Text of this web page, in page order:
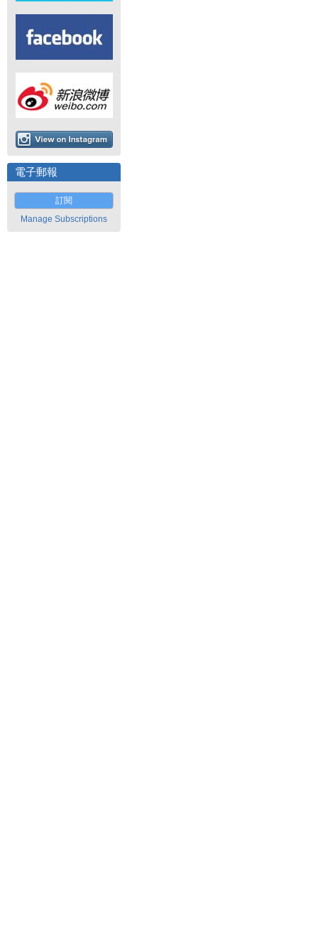
電子郵報
訂閱
Manage Subscriptions